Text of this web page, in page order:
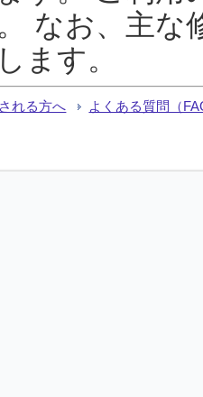
なお、主な
ます。
れる方へ よくある質問（